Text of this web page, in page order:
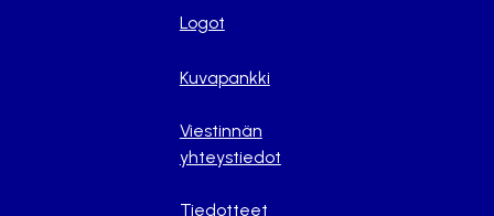
Logot
Kuvapankki
Viestinnän
yhteystiedot
Tiedotteet